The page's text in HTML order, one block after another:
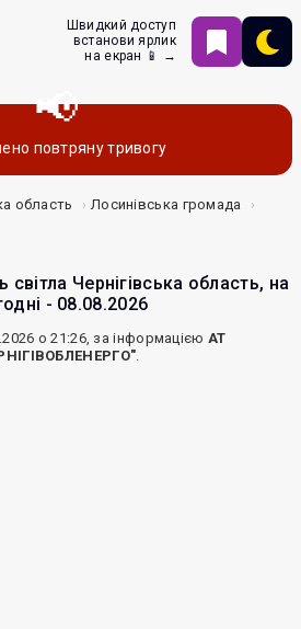
Швидкий доступ
встанови ярлик
на екран 📱 →
повтряну тривогу
область
Лосинівська громада
світла Чернігівська область, на
- 08.08.2026
о 21:26, за інформацією АТ
.